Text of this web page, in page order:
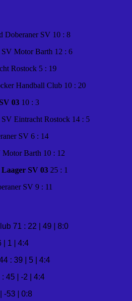
Doberaner SV 10 : 8
Motor Barth 12 : 6
Rostock 5 : 19
Handball Club 10 : 20
03 10 : 3
Eintracht Rostock 14 : 5
SV 6 : 14
Barth 10 : 12
Laager SV 03 25 : 1
SV 9 : 11
71 : 22 | 49 | 8:0
| 1 | 4:4
: 39 | 5 | 4:4
45 | -2 | 4:4
-53 | 0:8